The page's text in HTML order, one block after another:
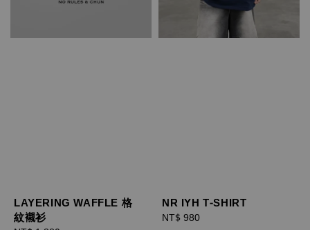
LAYERING WAFFLE 格
紋襯衫
NR IYH T-SHIRT
Regular
NT$ 980